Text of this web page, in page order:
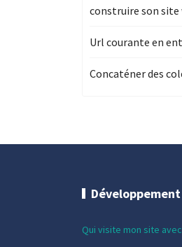
construire son
Url courante en
Concaténer des
Qui visite mon site